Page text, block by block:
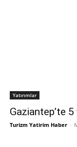
Yatırımlar
Gaziantep’te 5
Turizm Yatirim Haber -